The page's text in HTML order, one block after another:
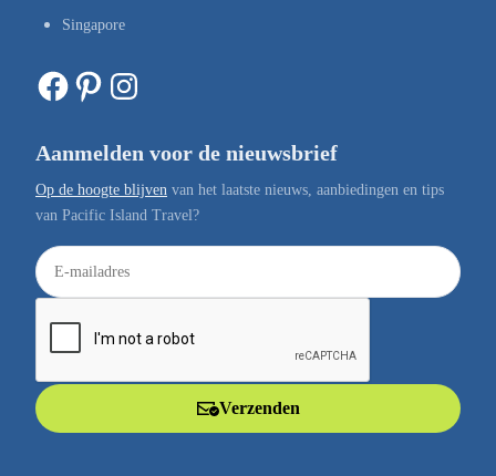
Singapore
Facebook Pinterest Instagram
Aanmelden voor de nieuwsbrief
Op de hoogte blijven van het laatste nieuws, aanbiedingen en tips
van Pacific Island Travel?
E
-
a
Verzenden